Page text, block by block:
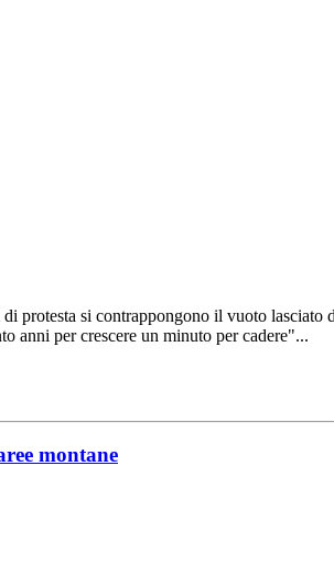
si contrappongono il vuoto lasciato
anni per crescere un minuto per cadere"...
montane